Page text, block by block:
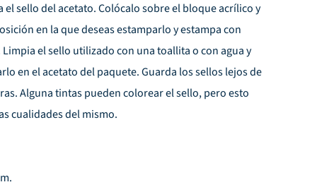
el sello del acetato. Colócalo sobre el bloque acrílico y
en la que deseas estamparlo y estampa con
el sello utilizado con una toallita o con agua y
en el acetato del paquete. Guarda los sellos lejos de
Alguna tintas pueden colorear el sello, pero esto
cualidades del mismo.